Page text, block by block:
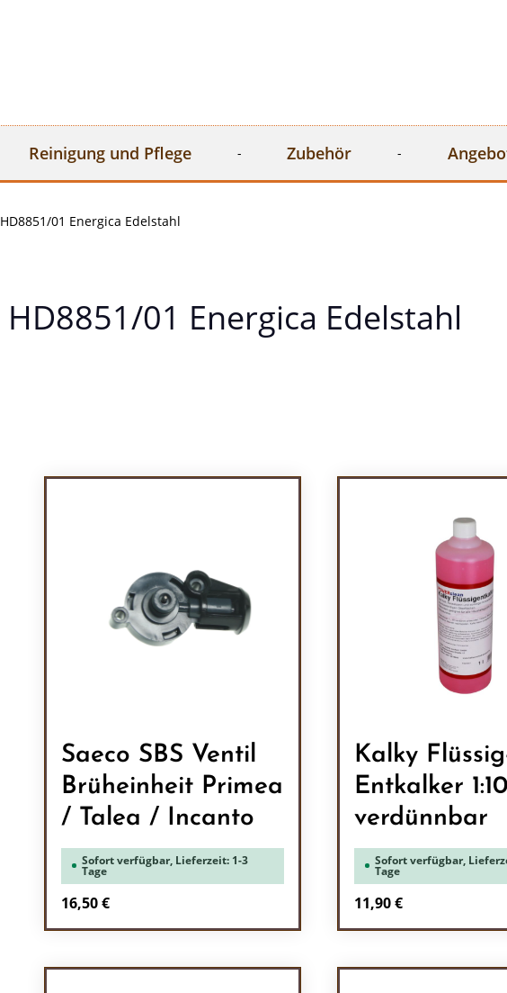
Reinigung und Pflege Zubehör
HD8851/01 Energica Edelstahl
HD8851/01 Energica Edelstahl
Saeco SBS Ventil
Brüheinheit Primea
/ Talea / Incanto
Sofort verfügbar, Lieferzeit: 1-3
Tage
Regulärer Preis:
16,50 €
Kalky
Entkalker 1:10
verdünnbar
Sofort verfügbar,
Tage
Regulärer Preis:
11,90 €